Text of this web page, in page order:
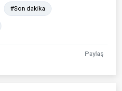
#Son dakika
Paylaş